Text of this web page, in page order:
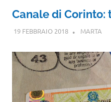
Canale di Corinto:
19 FEBBRAIO 2018 MARTA